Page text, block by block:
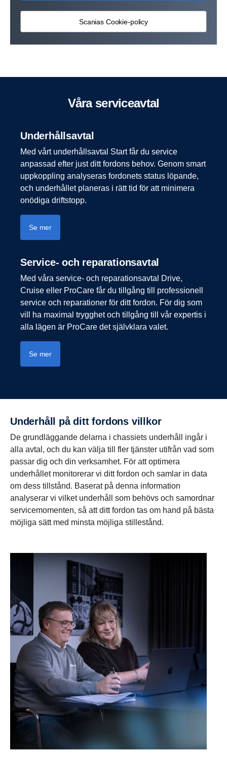
Scanias Cookie-policy
Våra service­avtal
Under­hålls­avtal
Med vårt underhållsavtal Start får du service
anpassad efter just ditt fordons behov. Genom smart
uppkoppling analyseras fordonets status löpande,
och underhållet planeras i rätt tid för att minimera
onödiga driftstopp.
Se mer
Service-​ och repara­tions­avtal
Med våra service- och reparationsavtal Drive,
Cruise eller ProCare får du tillgång till professionell
service och reparationer för ditt fordon. För dig som
vill ha maximal trygghet och tillgång till vår expertis i
alla lägen är ProCare det självklara valet.
Se mer
Under­håll på ditt fordons villkor
De grundläggande delarna i chassiets underhåll ingår i
alla avtal, och du kan välja till fler tjänster utifrån vad som
passar dig och din verksamhet. För att optimera
underhållet monitorerar vi ditt fordon och samlar in data
om dess tillstånd. Baserat på denna information
analyserar vi vilket underhåll som behövs och samordnar
servicemomenten, så att ditt fordon tas om hand på bästa
möjliga sätt med minsta möjliga stillestånd.